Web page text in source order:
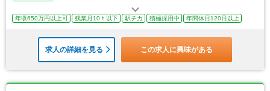
年収650万円以上可 残業月10ｈ以下 駅チカ 積極採用中 年間休日120日以上
求人の詳細を見る この求人に興味がある